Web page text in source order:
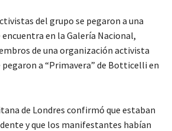
del grupo se pegaron a una
en la Galería Nacional,
de una organización activista
a “Primavera” de Botticelli en
de Londres confirmó que estaban
y que los manifestantes habían